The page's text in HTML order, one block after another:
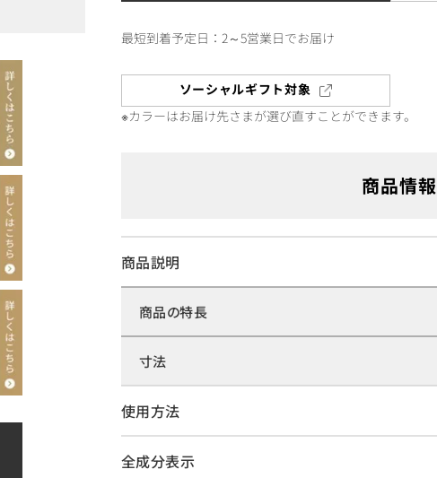
最短到着予定日：2～5営業日でお届け
ソーシャルギフト対象
※カラーはお届け先さまが選び直すことができます。
商品情報
商品説明
商品の特長
寸法
使用方法
全成分表示